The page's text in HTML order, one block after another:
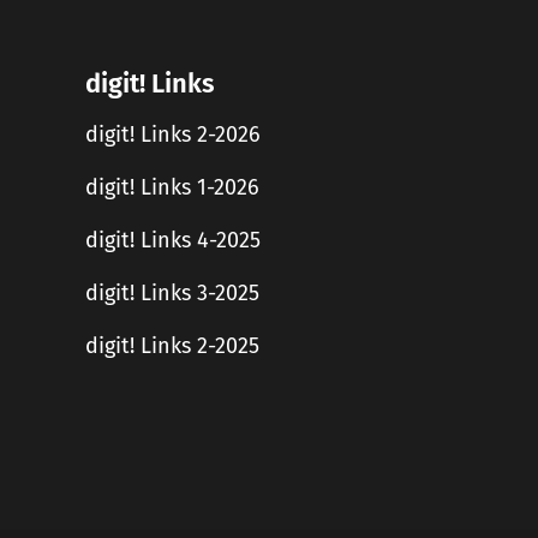
digit! Links
digit! Links 2-2026
digit! Links 1-2026
digit! Links 4-2025
digit! Links 3-2025
digit! Links 2-2025